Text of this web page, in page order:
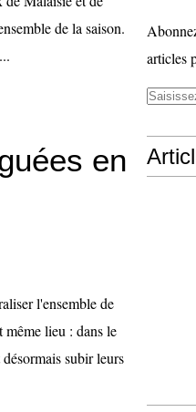
de la saison.
en
l'ensemble de
même lieu : dans le
subir leurs
articles